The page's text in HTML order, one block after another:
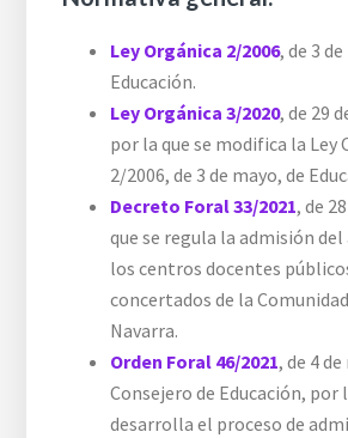
Ley Orgánica 2/2006, de 3
Educación.
Ley Orgánica 3/2020, de 29
por la que se modifica la Ley
2/2006, de 3 de mayo, de
Decreto Foral 33/2021, de
que se regula la admisión
los centros docentes
concertados de la
Navarra.
Orden Foral 46/2021, de 4
Consejero de Educación, por
desarrolla el proceso de